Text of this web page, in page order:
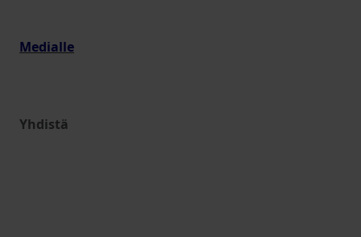
Medialle
Yhdistä